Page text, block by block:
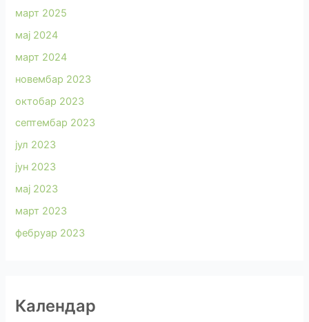
март 2025
мај 2024
март 2024
новембар 2023
октобар 2023
септембар 2023
јул 2023
јун 2023
мај 2023
март 2023
фебруар 2023
Календар